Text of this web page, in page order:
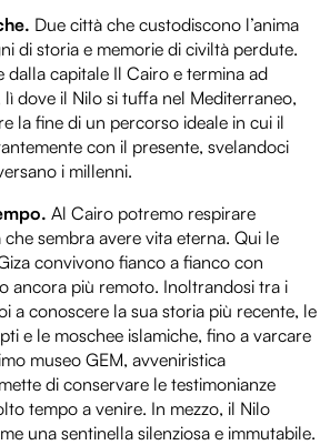
Due città che custodiscono l’anima
di storia e memorie di civiltà perdute.
dalla capitale Il Cairo e termina ad
lì dove il Nilo si tuffa nel Mediterraneo,
la fine di un percorso ideale in cui il
con il presente, svelandoci
i millenni.
Al Cairo potremo respirare
che sembra avere vita eterna. Qui le
convivono fianco a fianco con
ancora più remoto. Inoltrandosi tra i
a conoscere la sua storia più recente, le
e le moschee islamiche, fino a varcare
museo GEM, avveniristica
di conservare le testimonianze
tempo a venire. In mezzo, il Nilo
una sentinella silenziosa e immutabile.